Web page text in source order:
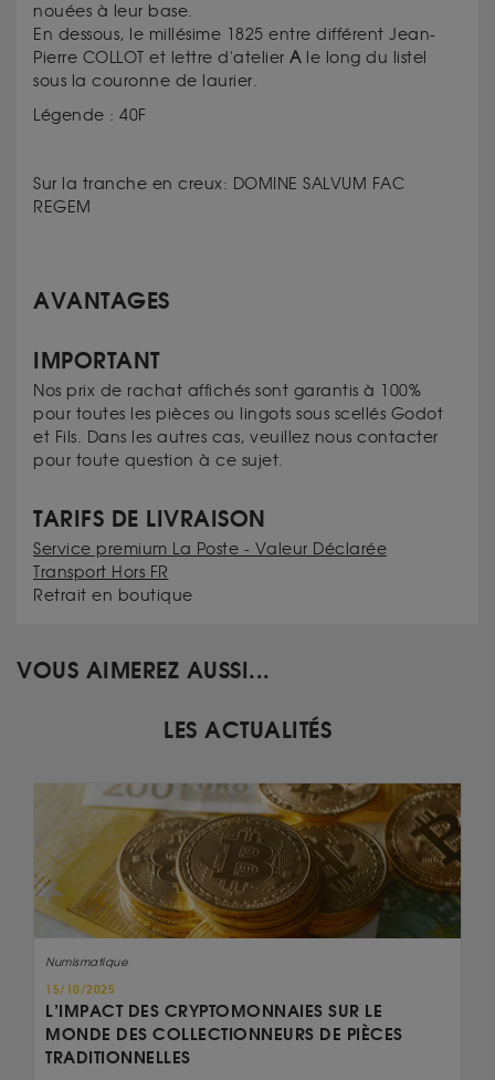
nouées à leur base.
En dessous, le millésime 1825 entre différent Jean-
Pierre COLLOT et lettre d'atelier Ale long du listel
sous la couronne de laurier.
Légende : 40F
Sur la tranche en creux: DOMINE SALVUM FAC
REGEM
AVANTAGES
IMPORTANT
Nos prix de rachat affichés sont garantis à 100%
pour toutes les pièces ou lingots sous scellés Godot
et Fils. Dans les autres cas, veuillez nous contacter
pour toute question à ce sujet.
TARIFS DE LIVRAISON
Service premium La Poste - Valeur Déclarée
Transport Hors FR
Retrait en boutique
VOUS AIMEREZ AUSSI...
LES ACTUALITÉS
Numismatique
15/10/2025
L’IMPACT DES CRYPTOMONNAIES SUR LE
MONDE DES COLLECTIONNEURS DE PIÈCES
TRADITIONNELLES